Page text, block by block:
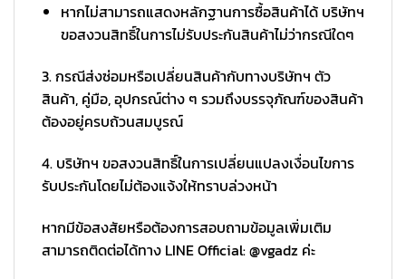
หากไม่สามารถแสดงหลักฐานการซื้อสินค้าได้ บริษัทฯ
ขอสงวนสิทธิ์ในการไม่รับประกันสินค้าไม่ว่ากรณีใดๆ
3. กรณีส่งซ่อมหรือเปลี่ยนสินค้ากับทางบริษัทฯ ตัว
สินค้า, คู่มือ, อุปกรณ์ต่าง ๆ รวมถึงบรรจุภัณฑ์ของสินค้า
ต้องอยู่ครบถ้วนสมบูรณ์
4. บริษัทฯ ขอสงวนสิทธิ์ในการเปลี่ยนแปลงเงื่อนไขการ
รับประกันโดยไม่ต้องแจ้งให้ทราบล่วงหน้า
หากมีข้อสงสัยหรือต้องการสอบถามข้อมูลเพิ่มเติม
สามารถติดต่อได้ทาง LINE Official: @vgadz ค่ะ